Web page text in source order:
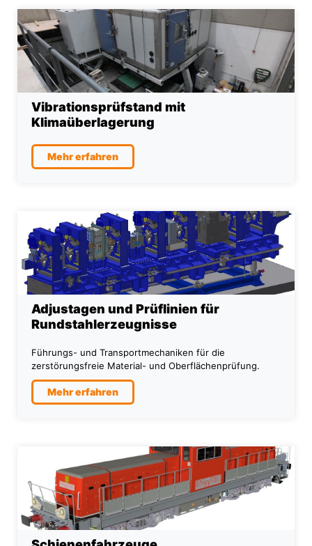
Vibrationsprüfstand mit
Klimaüberlagerung
Mehr erfahren
Adjustagen und Prüflinien für
Rundstahlerzeugnisse
Führungs- und Transportmechaniken für die
zerstörungsfreie Material- und Oberflächenprüfung.
Mehr erfahren